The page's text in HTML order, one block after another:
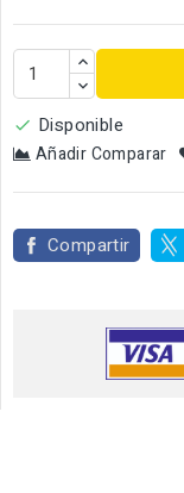
 Disponible
Añadir Comparar
Compartir